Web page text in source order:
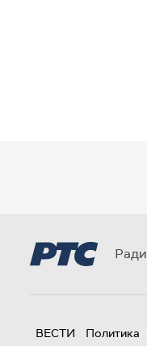
ВЕСТИ Политика